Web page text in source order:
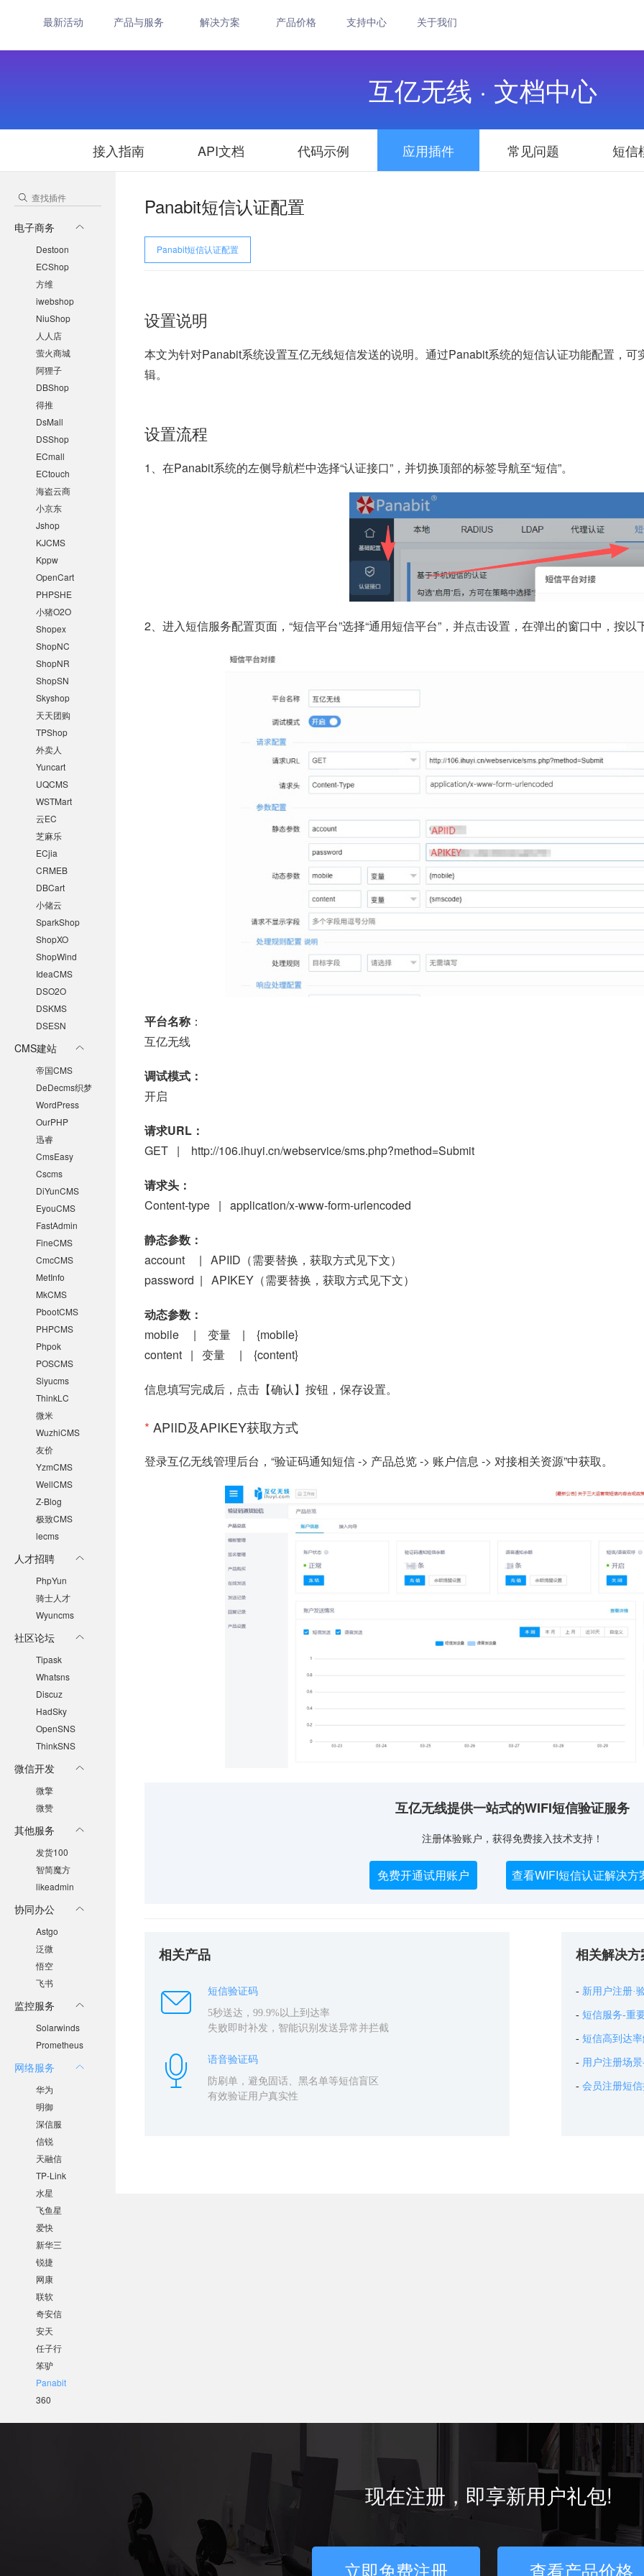
最新活动 产品与服务 解决方案 产品价格 支持中心 关于我们
互亿无线 · 文档中心
接入指南 API文档 代码示例 应用插件 常见问题 短信
电子商务
Destoon
ECShop
方维
iwebshop
NiuShop
人人店
萤火商城
阿狸子
DBShop
得推
DsMall
DSShop
ECmall
ECtouch
海盗云商
小京东
Jshop
KJCMS
Kppw
OpenCart
PHPSHE
小猪O2O
Shopex
ShopNC
ShopNR
ShopSN
Skyshop
天天团购
TPShop
外卖人
Yuncart
UQCMS
WSTMart
云EC
芝麻乐
ECjia
CRMEB
DBCart
小储云
SparkShop
ShopXO
ShopWind
IdeaCMS
DSO2O
DSKMS
DSESN
CMS建站
帝国CMS
DeDecms织梦
WordPress
OurPHP
迅睿
CmsEasy
Cscms
DiYunCMS
EyouCMS
FastAdmin
FineCMS
CmcCMS
MetInfo
MkCMS
PbootCMS
PHPCMS
Phpok
POSCMS
Siyucms
ThinkLC
微米
WuzhiCMS
友价
YzmCMS
WellCMS
Z-Blog
极致CMS
lecms
人才招聘
PhpYun
骑士人才
Wyuncms
社区论坛
Tipask
Whatsns
Discuz
HadSky
OpenSNS
ThinkSNS
微信开发
微擎
微赞
其他服务
发货100
智简魔方
likeadmin
协同办公
Astgo
泛微
悟空
飞书
监控服务
Solarwinds
Prometheus
网络服务
华为
明御
深信服
信锐
天融信
TP-Link
水星
飞鱼星
爱快
新华三
锐捷
网康
联软
奇安信
安天
任子行
笨驴
Panabit
360
Panabit短信认证配置
Panabit短信认证配置
设置说明
本文为针对Panabit系统设置互亿无线短信发送的说明。通过Panabit系统的短信认证功能配置，
辑。
设置流程
1、在Panabit系统的左侧导航栏中选择“认证接口”，并切换顶部的标签导航至“短信”。
2、进入短信服务配置页面，“短信平台”选择“通用短信平台”，并点击设置，在弹出的窗口中，按以
平台名称 ：
互亿无线
调试模式：
开启
请求URL：
GET | http://106.ihuyi.cn/webservice/sms.php?method=Submit
请求头：
Content-type | application/x-www-form-urlencoded
静态参数：
account | APIID（需要替换，获取方式见下文）
password | APIKEY（需要替换，获取方式见下文）
动态参数：
mobile | 变量 | {mobile}
content | 变量 | {content}
信息填写完成后，点击【确认】按钮，保存设置。
*APIID及APIKEY获取方式
登录互亿无线管理后台 ，“验证码通知短信 -> 产品总览 -> 账户信息 -> 对接相关资源”中获取。
互亿无线提供一站式的WIFI短信验证服务
注册体验账户，获得免费接入技术支持！
免费开通试用账户 查看WIFI短信认证解决方
相关产品
短信验证码
5秒送达，99.9%以上到达率
失败即时补发，智能识别发送异常并拦截
语音验证码
防刷单，避免固话、黑名单等短信盲区
有效验证用户真实性
相关解决方
新用户注册·
短信服务-重
短信高到达
用户注册场
会员注册短
现在注册，即享新用户礼包!
立即免费注册 查看产品价格